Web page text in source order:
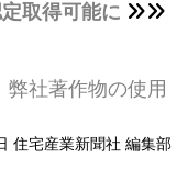
取得可能に
弊社著作物の使用
住宅産業新聞社 編集部